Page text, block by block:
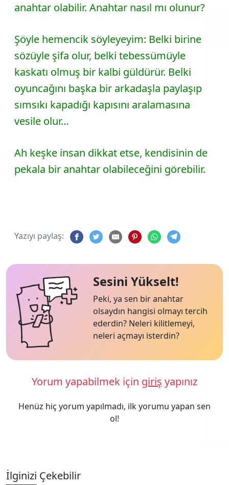
anahtar olabilir. Anahtar nasıl mı olunur?
Şöyle hemencik söyleyeyim: Belki birine
sözüyle şifa olur, belki tebessümüyle
kaskatı olmuş bir kalbi güldürür. Belki
oyuncağını başka bir arkadaşla paylaşıp
sımsıkı kapadığı kapısını aralamasına
vesile olur…
Ah keşke insan dikkat etse, kendisinin de
pekala bir anahtar olabileceğini görebilir.
Yazıyı paylaş:
Sesini Yükselt!
Peki, ya sen bir anahtar
olsaydın hangisi olmayı tercih
ederdin? Neleri kilitlemeyi,
neleri açmayı isterdin?
Yorum yapabilmek için giriş yapınız
Henüz hiç yorum yapılmadı, ilk yorumu yapan sen
ol!
İlginizi Çekebilir